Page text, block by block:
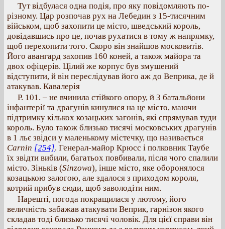
Тут відбулася одна подія, про яку повідомляють по-
різному. Цар розпочав рух на Лебедин з 15-тисячним
військом, щоб захопити це місто, шведський король,
довідавшись про це, почав рухатися в тому ж напрямку,
щоб перехопити того. Скоро він знайшов московитів.
Його авангард захопив 160 коней, а також майора та
двох офіцерів. Цілий же корпус був змушений
відступити, й він переслідував його аж до Веприка, де й
атакував. Кавалерія
Р. 101. – не вчинила стійкого опору, й 3 батальйони
інфантерії та драгунів кинулися на це місто, маючи
підтримку кількох козацьких загонів, які спрямував туди
король. Було також близько тисячі московських драгунів
в 1 льє звідси у маленькому містечку, що називається
Carnin [254]. Генерал-майор Крюсс і полковник Таубе
їх звідти вибили, багатьох повбивали, після чого спалили
місто. Зіньків (Sinzowa), інше місто, яке оборонялося
козацькою залогою, але здалося з приходом короля,
котрий прибув сюди, щоб заволодіти ним.
Нарешті, погода покращилася у лютому, його
величність забажав атакувати Веприк, гарнізон якого
складав тоді близько тисячі чоловік. Для цієї справи він